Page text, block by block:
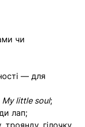
чи
— для
My little soul;
лап;
троянду, гілочку